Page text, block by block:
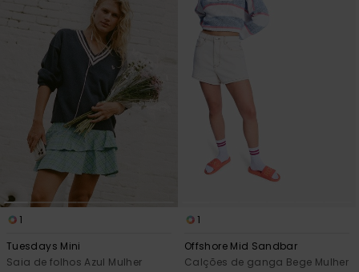
1
Tuesdays Mini
Saia de folhos Azul Mulher
1
Offshore Mid Sandbar
Calções de ganga Bege Mulher